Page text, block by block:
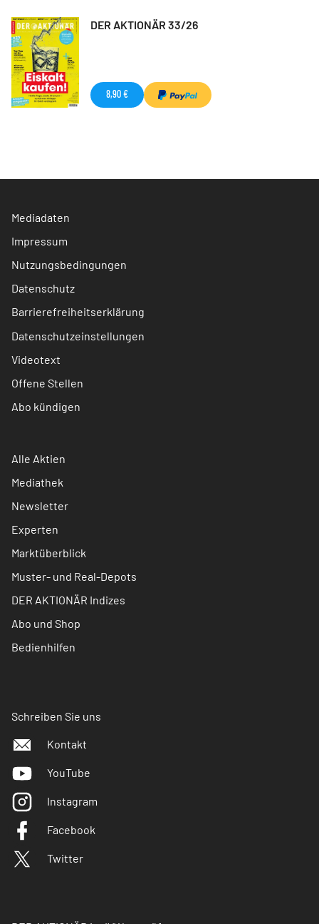
DER AKTIONÄR 33/26
8,90 €
Mediadaten
Impressum
Nutzungsbedingungen
Datenschutz
Barrierefreiheitserklärung
Datenschutzeinstellungen
Videotext
Offene Stellen
Abo kündigen
Alle Aktien
Mediathek
Newsletter
Experten
Marktüberblick
Muster- und Real-Depots
DER AKTIONÄR Indizes
Abo und Shop
Bedienhilfen
Schreiben Sie uns
Kontakt
YouTube
Instagram
Facebook
Twitter